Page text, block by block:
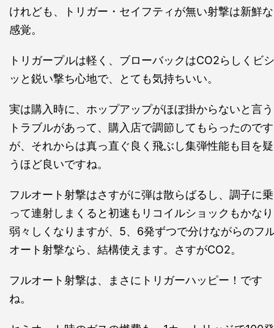
けれども、トリガー・セイフティが無い射撃は新鮮な
感覚。
トリガープルは軽く、ブローバックはCO2らしくビシ
ッと鋭い撃ち心地で、とても気持ちいい。
実は購入時に、ホップアップがほぼ掛からないと言う
トラブルがあって、購入店で調節してもらったのです
が、それからは真っ直ぐ良く飛ぶし集弾性能も目を疑
うほど良いですね。
フルオート射撃はさすがに弾は散らばるし、調子に乗
って連射しまくると初速もリコイルショックもかなり
弱々しくなりますが、5、6発ずつで分けながらのフ
オート射撃なら、結構使えます。さすがCO2。
フルオート射撃は、まさにトリガーハッピー！です
ね。